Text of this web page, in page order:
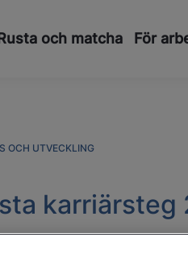
Rusta och matcha För
OCH UTVECKLING
karriärsteg